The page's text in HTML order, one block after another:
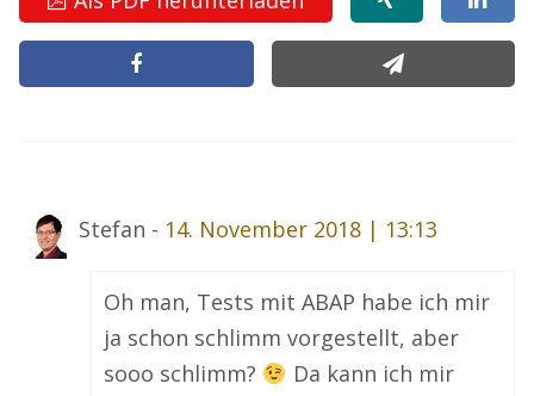
Stefan - 14. November 2018 | 13:13
Oh man, Tests mit ABAP habe ich mir
ja schon schlimm vorgestellt, aber
sooo schlimm?
Da kann ich mir